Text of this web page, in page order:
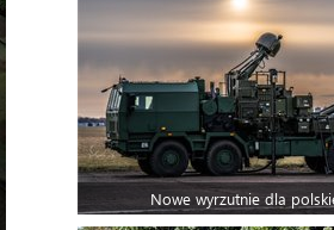
Nowe wyrzutnie dla